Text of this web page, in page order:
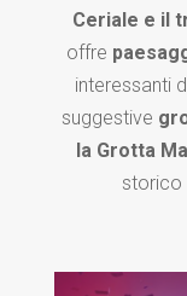
Ceriale e il
offre
interessanti
suggestive
la Grotta
storico